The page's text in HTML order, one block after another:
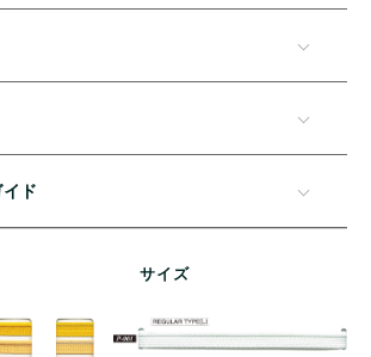
ド
サイズ